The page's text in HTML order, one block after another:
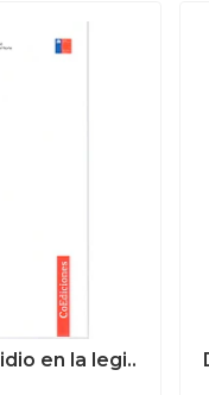
en la legi..